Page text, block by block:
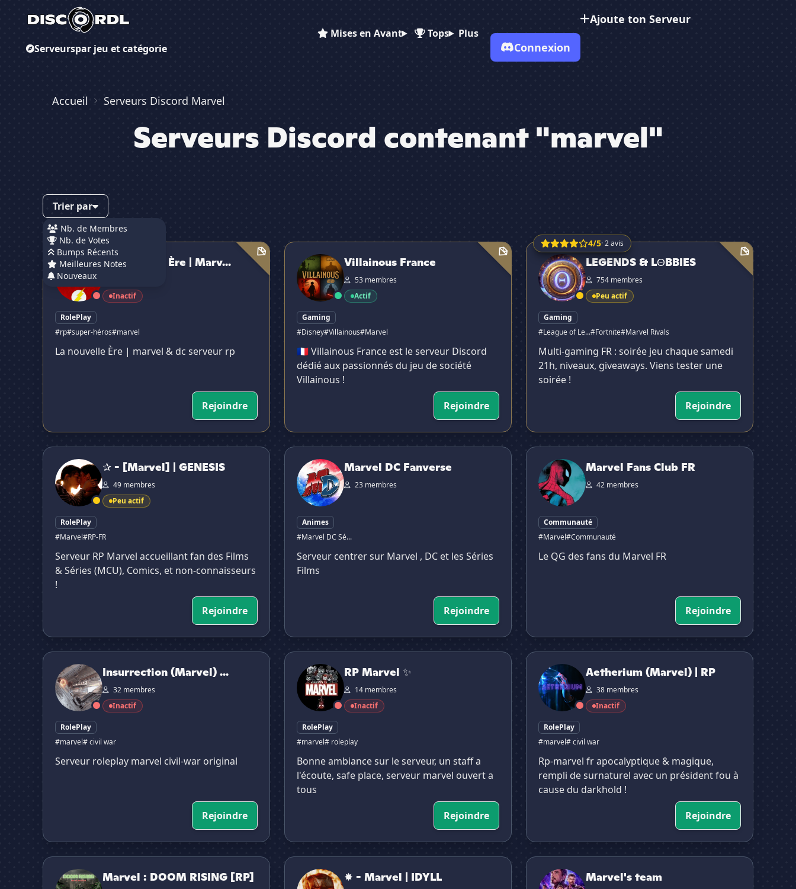
Serveurspar jeu et catégorie
Mises en Avant Tops Plus
Ajoute ton Serveur
Connexion
Accueil Serveurs Discord Marvel
Serveurs Discord contenant "marvel"
Trier par
Nb. de Membres
Nb. de Votes
Bumps Récents
Meilleures Notes
Nouveaux
La Nouvelle Ère | Marvel & DC
La Nouvelle Ère | Marv...
Inactif
RolePlay
#rp#super-héros#marvel
La nouvelle Ère | marvel & dc serveur rp
Rejoindre
Villainous France
Villainous France
53 membres
Actif
Gaming
#Disney#Villainous#Marvel
🇫🇷 Villainous France est le serveur Discord
dédié aux passionnés du jeu de société
Villainous !
Rejoindre
4/5· 2 avis
LEGENDS & LΘBBIES
LEGENDS & LΘBBIES
754 membres
Peu actif
Gaming
#League of Le...#Fortnite#Marvel Rivals
Multi-gaming FR : soirée jeu chaque samedi
21h, niveaux, giveaways. Viens tester une
soirée !
Rejoindre
✰ - [Marvel] | GENESIS
✰ - [Marvel] | GENESIS
49 membres
Peu actif
RolePlay
#Marvel#RP-FR
Serveur RP Marvel accueillant fan des Films
& Séries (MCU), Comics, et non-connaisseurs
!
Rejoindre
Marvel DC Fanverse
Marvel DC Fanverse
23 membres
Animes
#Marvel DC Sé...
Serveur centrer sur Marvel , DC et les Séries
Films
Rejoindre
Marvel Fans Club FR
Marvel Fans Club FR
42 membres
Communauté
#Marvel#Communauté
Le QG des fans du Marvel FR
Rejoindre
Insurrection (Marvel) | RP FR
Insurrection (Marvel) ...
32 membres
Inactif
RolePlay
#marvel# civil war
Serveur roleplay marvel civil-war original
Rejoindre
RP Marvel ✨
RP Marvel ✨
14 membres
Inactif
RolePlay
#marvel# roleplay
Bonne ambiance sur le serveur, un staff a
l'écoute, safe place, serveur marvel ouvert a
tous
Rejoindre
Aetherium (Marvel) | RP
Aetherium (Marvel) | RP
38 membres
Inactif
RolePlay
#marvel# civil war
Rp-marvel fr apocalyptique & magique,
rempli de surnaturel avec un président fou à
cause du darkhold !
Rejoindre
Marvel : DOOM RISING [RP]
Marvel : DOOM RISING [RP]
✸ - Marvel | IDYLL
✸ - Marvel | IDYLL
Marvel's team
Marvel's team
✕